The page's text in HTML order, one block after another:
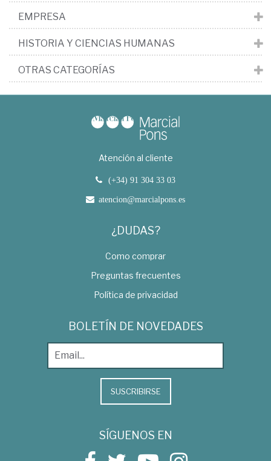
EMPRESA
HISTORIA Y CIENCIAS HUMANAS
OTRAS CATEGORÍAS
Atención al cliente
(+34) 91 304 33 03
atencion@marcialpons.es
¿DUDAS?
Como comprar
Preguntas frecuentes
Política de privacidad
BOLETÍN DE NOVEDADES
SUSCRIBIRSE
SÍGUENOS EN